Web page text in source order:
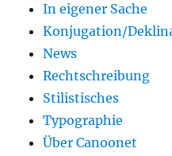
In eigener Sache
Konjugation/
News
Rechtschreibung
Stilistisches
Typographie
Über Canoonet